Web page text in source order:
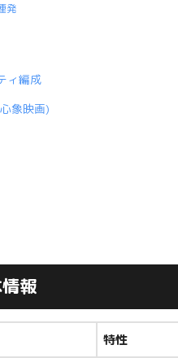
発
ィ編成
象映画)
報
特性